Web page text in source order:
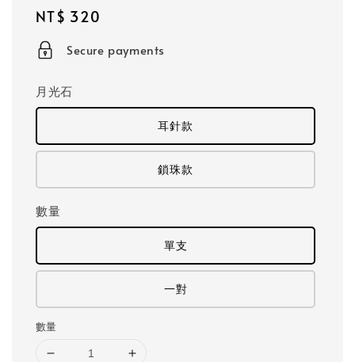
Regular
price
NT$ 320
Secure payments
月光石
耳針款
鎖珠款
數量
單支
一對
數量